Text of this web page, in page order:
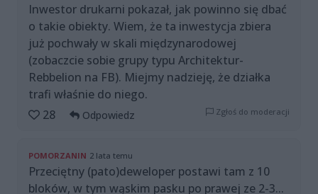
Inwestor drukarni pokazał, jak powinno się dbać
o takie obiekty. Wiem, że ta inwestycja zbiera
już pochwały w skali międzynarodowej
(zobaczcie sobie grupy typu Architektur-
Rebbelion na FB). Miejmy nadzieję, że działka
trafi właśnie do niego.
28
Odpowiedz Zgłoś do moderacji
POMORZANIN 2 lata temu
Przeciętny (pato)deweloper postawi tam z 10
bloków, w tym wąskim pasku po prawej ze 2-3...